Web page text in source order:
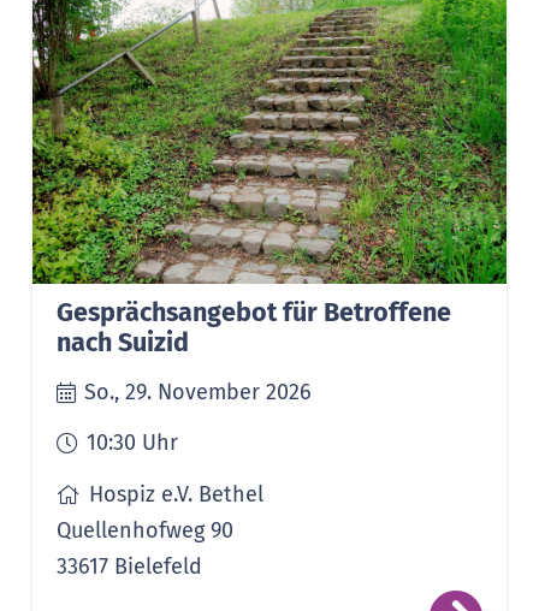
Gesprächsangebot für Betroffene
nach Suizid
So., 29. November 2026
10:30 Uhr
Hospiz e.V. Bethel
Quellenhofweg 90
33617 Bielefeld